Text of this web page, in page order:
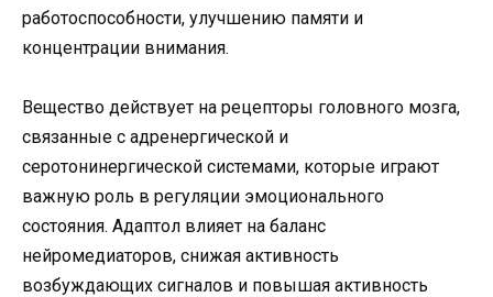
работоспособности, улучшению памяти и
концентрации внимания.
Вещество действует на рецепторы головного мозга,
связанные с адренергической и
серотонинергической системами, которые играют
важную роль в регуляции эмоционального
состояния. Адаптол влияет на баланс
нейромедиаторов, снижая активность
возбуждающих сигналов и повышая активность